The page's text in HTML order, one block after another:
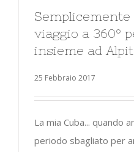
Semplicemente
viaggio a 360°
insieme ad
25 Febbraio 2017
La mia Cuba... quando
periodo sbagliato per